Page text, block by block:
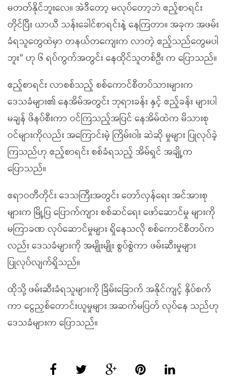
မတတ်နိုင်ဘူးလေ။ အဲဒီတော့ မလုပ်တော့ဘဲ ဧည့်စာရင်း
တိုင်ပြီး ယာယီ သန်းခေါင်စာရင်းနဲ့ နေကြတာ။ အခုက အဖမ်း
ခံရသူတွေထဲမှာ တနယ်တကျေးက လာတဲ့ ဧည့်သည်တွေမပါ
ဘူး” ဟု ၆ ရပ်ကွက်အတွင်း နေထိုင်သူတစ်ဦး က ပြောသည်။
ဧည့်စာရင်း လာစစ်သည့် စစ်ကောင်စီတပ်သားများက
ဒေသခံများ၏ နေအိမ်အတွင်း ဘုရားခန်း နှင့် ဧည့်ခန်း များပါ
မချန် ဖိနပ်စီးကာ ဝင်ကြသည့်အပြင် နေအိမ်ထဲက မိသားစု
ဝင်များကိုလည်း အကြောင်းမဲ့ ကြိမ်းဝါး ဆဲဆို မှုများ ပြုလုပ်ခဲ့
ကြသည်ဟု ဧည့်စာရင်း စစ်ခံရသည့် အိမ်ရှင် အချို့က
ပြောသည်။
ဧရာဝတီတိုင်း ဒေသကြီးအတွင်း တော်လှန်ရေး အင်အားစု
များက မြို့ပြ ပြောက်ကျား စစ်ဆင်ရေး ဖော်ဆောင်မှု များကို
မကြာခဏ လုပ်ဆောင်မှုများ ရှိနေသလို စစ်ကောင်စီတပ်က
လည်း ဒေသခံများကို အမျိုးမျိုး စွပ်စွဲကာ ဖမ်းဆီးမှုများ
ပြုလုပ်လျက်ရှိသည်။
ထိုသို့ ဖမ်းဆီးခံရသူများကို ခြိမ်းခြောက် အနိုင်ကျင့် နှိပ်စက်
ကာ ငွေညှစ်တောင်းယူမှုများ အဆက်မပြတ် လုပ်နေ သည်ဟု
ဒေသခံများက ပြောသည်။